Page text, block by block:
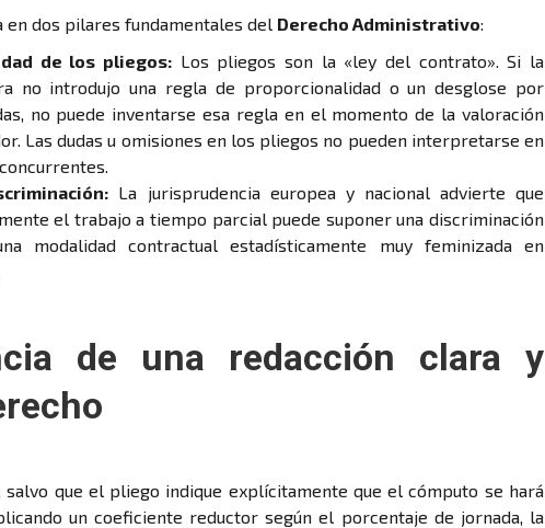
en dos pilares fundamentales del Derecho Administrativo:
de los pliegos: Los pliegos son la «ley del contrato». Si la
no introdujo una regla de proporcionalidad o un desglose por
no puede inventarse esa regla en el momento de la valoración
Las dudas u omisiones en los pliegos no pueden interpretarse en
La jurisprudencia europea y nacional advierte que
el trabajo a tiempo parcial puede suponer una discriminación
modalidad contractual estadísticamente muy feminizada en
de una redacción clara y
salvo que el pliego indique explícitamente que el cómputo se hará
un coeficiente reductor según el porcentaje de jornada, la